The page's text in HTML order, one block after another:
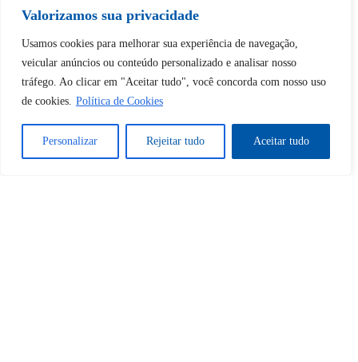
Valorizamos sua privacidade
Usamos cookies para melhorar sua experiência de navegação,
veicular anúncios ou conteúdo personalizado e analisar nosso
tráfego. Ao clicar em "Aceitar tudo", você concorda com nosso uso
de cookies. Política de Cookies
Personalizar Rejeitar tudo Aceitar tudo
Tem certeza de que deseja
desbloquear esta publicação?
Desbloquear esquerda : 0